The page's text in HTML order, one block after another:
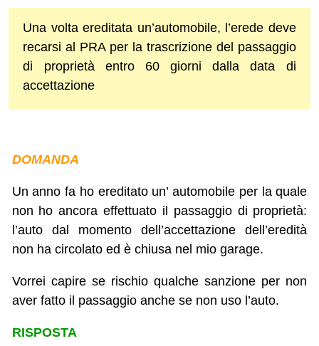
Una volta ereditata un’automobile, l’erede deve
recarsi al PRA per la trascrizione del passaggio
di proprietà entro 60 giorni dalla data di
accettazione
DOMANDA
Un anno fa ho ereditato un’ automobile per la quale
non ho ancora effettuato il passaggio di proprietà:
l’auto dal momento dell’accettazione dell’eredità
non ha circolato ed è chiusa nel mio garage.
Vorrei capire se rischio qualche sanzione per non
aver fatto il passaggio anche se non uso l’auto.
RISPOSTA